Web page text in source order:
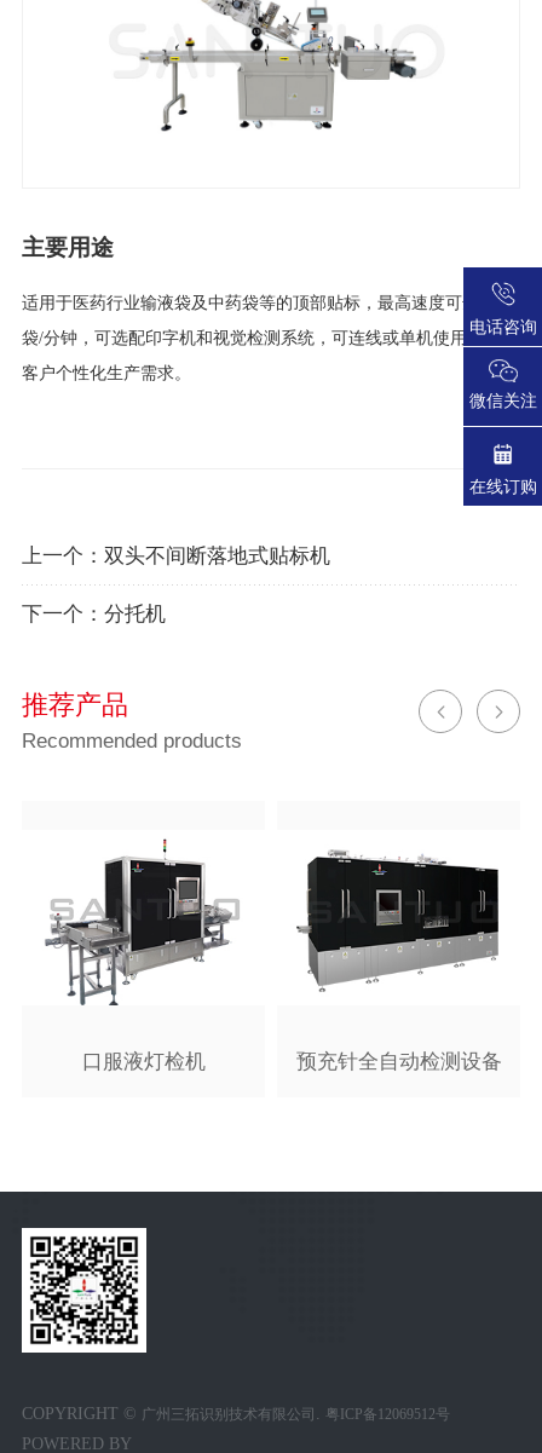
主要用途
适用于医药行业输液袋及中药袋等的顶部贴标，最高速度可达200
袋/分钟，可选配印字机和视觉检测系统，可连线或单机使用，满足
客户个性化生产需求。
上一个： 双头不间断落地式贴标机
下一个： 分托机
推荐产品
Recommended products
口服液灯检机 预充针全自动检测设备
COPYRIGHT © 广州三拓识别技术有限公司 . 粤ICP备12069512号
POWERED BY
电话咨询
微信关注
在线订购